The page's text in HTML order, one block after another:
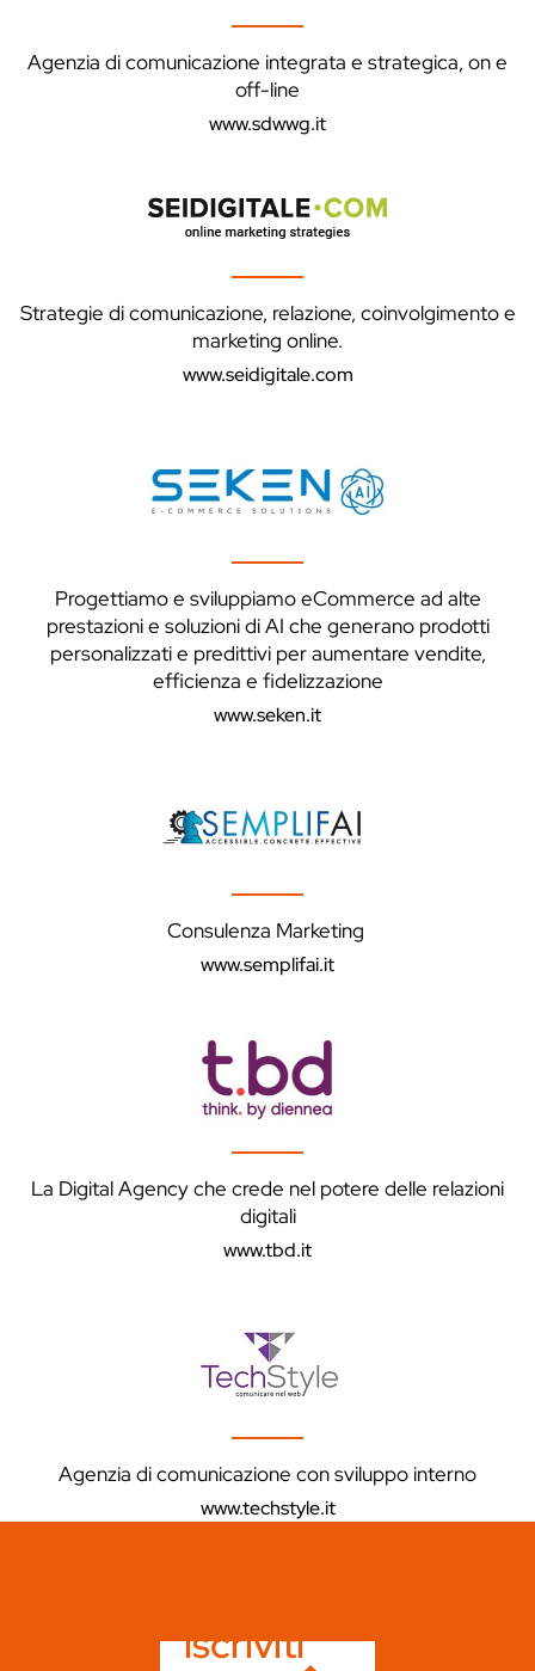
Agenzia di comunicazione integrata e strategica, on e
off-line
www.sdwwg.it
Strategie di comunicazione, relazione, coinvolgimento e
marketing online.
www.seidigitale.com
Progettiamo e sviluppiamo eCommerce ad alte
prestazioni e soluzioni di AI che generano prodotti
personalizzati e predittivi per aumentare vendite,
efficienza e fidelizzazione
www.seken.it
Consulenza Marketing
www.semplifai.it
La Digital Agency che crede nel potere delle relazioni
digitali
www.tbd.it
Agenzia di comunicazione con sviluppo interno
www.techstyle.it
iscriviti